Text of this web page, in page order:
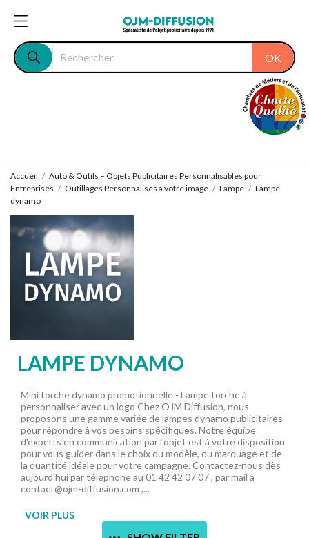
OK
Accueil
Auto & Outils – Objets Publicitaires Personnalisables pour
Entreprises
Outillages Personnalisés à votre image Lampe
Lampe
dynamo
LAMPE DYNAMO
Mini torche dynamo promotionnelle - Lampe torche à
personnaliser avec un logo Chez OJM Diffusion, nous
proposons une gamme variée de lampes dynamo publicitaires
pour répondre à vos besoins spécifiques. Notre équipe
d'experts en communication par l'objet est à votre disposition
pour vous guider dans le choix du modèle, du marquage et de
la quantité idéale pour votre campagne. Contactez-nous dès
aujourd'hui par téléphone au 01 42 42 07 07 , par mail à
contact@ojm-diffusion.com ,...
VOIR PLUS